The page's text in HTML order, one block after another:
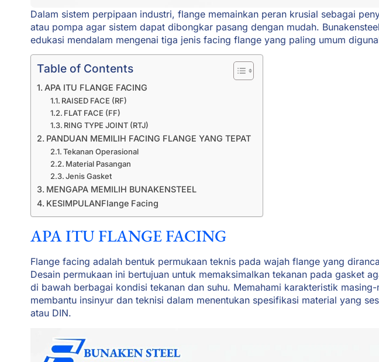
Dalam sistem perpipaan industri, flange memainkan peran krusial sebagai
atau pompa agar sistem dapat dibongkar pasang dengan mudah.
edukasi mendalam mengenai tiga jenis facing flange yang paling umum
Table of Contents
APA ITU FLANGE FACING
RAISED FACE (RF)
FLAT FACE (FF)
RING TYPE JOINT (RTJ)
PANDUAN MEMILIH FACING FLANGE YANG TEPAT
Tekanan Operasional
Material Pasangan
Jenis Gasket
MENGAPA MEMILIH BUNAKENSTEEL
KESIMPULANFlange Facing
APA ITU FLANGE FACING
Flange facing adalah bentuk permukaan teknis pada wajah flange yang
Desain permukaan ini bertujuan untuk memaksimalkan tekanan pada gasket
di bawah berbagai kondisi tekanan dan suhu. Memahami karakteristik
membantu insinyur dan teknisi dalam menentukan spesifikasi material yang
atau DIN.